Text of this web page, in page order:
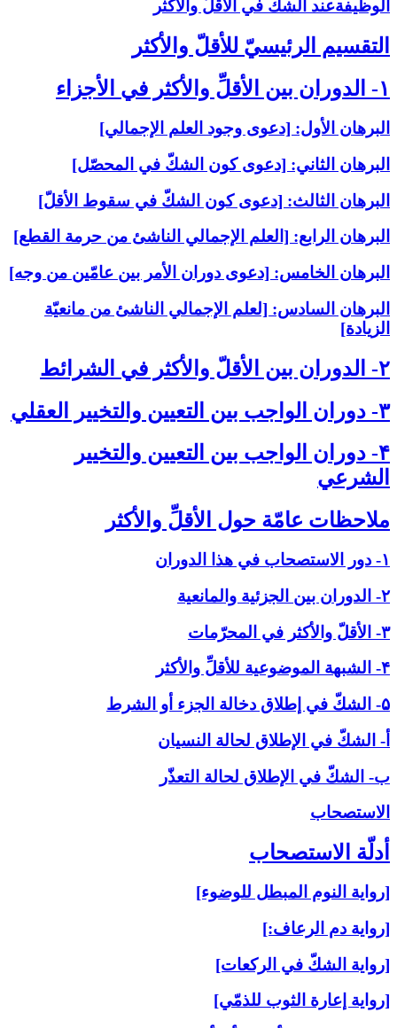
الوظيفةعند الشكّ في الأقلّ والأكثر
التقسيم الرئيسيّ للأقلّ والأكثر
۱- الدوران بين الأقلِّ والأكثر في الأجزاء
البرهان الأول: [دعوى وجود العلم الإجمالي‏]
البرهان الثاني: [دعوى كون الشكّ في المحصّل‏]
البرهان الثالث: [دعوى كون الشكّ في سقوط الأقلّ‏]
البرهان الرابع: [العلم الإجمالي الناشئ من حرمة القطع‏]
البرهان الخامس: [دعوى دوران الأمر بين عامّين من وجه‏]
البرهان السادس: [لعلم الإجمالي الناشئ من مانعيّة
الزيادة]
۲- الدوران بين الأقلّ والأكثر في الشرائط
۳- دوران الواجب بين التعيين والتخيير العقلي‏
۴- دوران الواجب بين التعيين والتخيير
الشرعي‏
ملاحظات عامّة حول الأقلِّ والأكثر
۱- دور الاستصحاب في هذا الدوران
۲- الدوران بين الجزئية والمانعية
۳- الأقلّ والأكثر في المحرّمات
۴- الشبهة الموضوعية للأقلِّ والأكثر
۵- الشكّ في إطلاق دخالة الجزء أو الشرط
أ- الشكّ في الإطلاق لحالة النسيان
ب- الشكّ في الإطلاق لحالة التعذّر
الاستصحاب‏
أدلّة الاستصحاب‏
[رواية النوم المبطل للوضوء]
[رواية دم الرعاف:]
[رواية الشكّ في الركعات]
[رواية إعارة الثوب للذمّي]